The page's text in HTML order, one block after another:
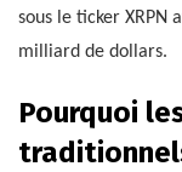
sous le ticker XRPN
milliard de dollars.
Pourquoi